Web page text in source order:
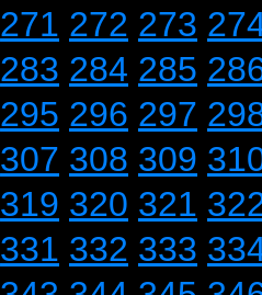
271 272 273
283 284 285
295 296 297
307 308 309
319 320 321
331 332 333